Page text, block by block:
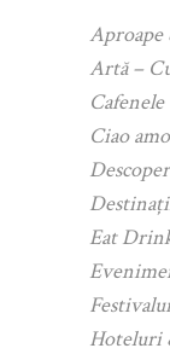
Aproape
Artă –
Cafenele
Ciao
Eat
Hoteluri